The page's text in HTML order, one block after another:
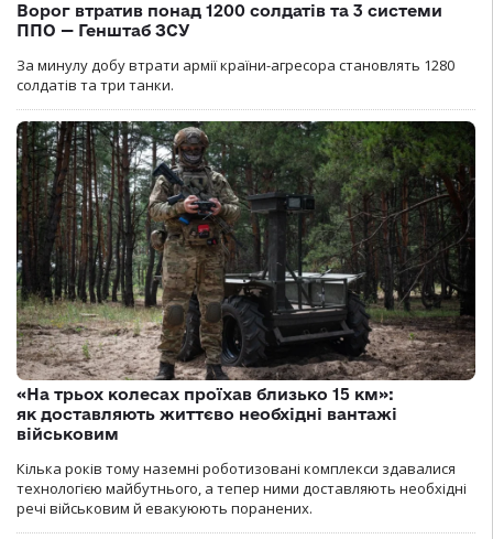
Ворог втратив понад 1200 солдатів та 3 системи
ППО — Генштаб ЗСУ
За минулу добу втрати армії країни-агресора становлять 1280
солдатів та три танки.
«На трьох колесах проїхав близько 15 км»:
як доставляють життєво необхідні вантажі
військовим
Кілька років тому наземні роботизовані комплекси здавалися
технологією майбутнього, а тепер ними доставляють необхідні
речі військовим й евакуюють поранених.